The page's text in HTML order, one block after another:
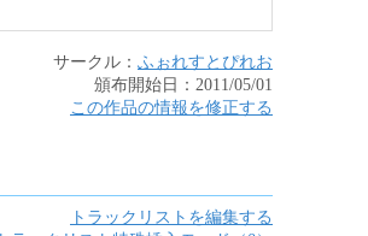
サークル： ふぉれすとぴれお
頒布開始日： 2011/05/01
この作品の情報を修正する
トラックリストを編集する